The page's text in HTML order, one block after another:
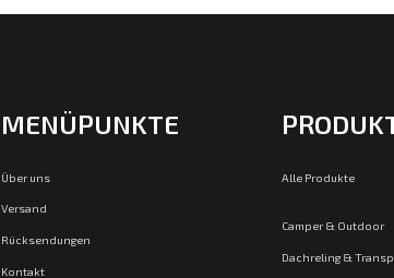
MENÜPUNKTE
Über uns
Versand
Rücksendungen
Kontakt
Alle Produkte
Camper & Outdoor
Dachreling &